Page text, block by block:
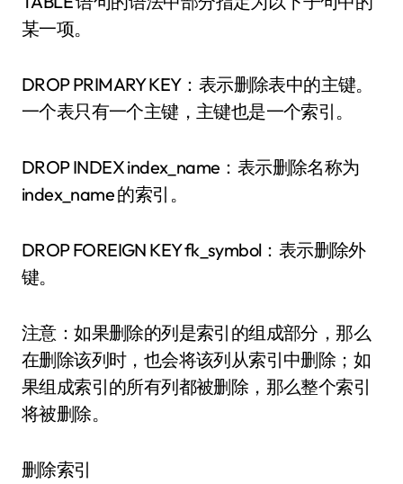
某一项。
DROP PRIMARY KEY：表示删除表中的主键。
一个表只有一个主键，主键也是一个索引。
DROP INDEX index_name：表示删除名称为
index_name 的索引。
DROP FOREIGN KEY fk_symbol：表示删除外
键。
注意：如果删除的列是索引的组成部分，那么
在删除该列时，也会将该列从索引中删除；如
果组成索引的所有列都被删除，那么整个索引
将被删除。
删除索引